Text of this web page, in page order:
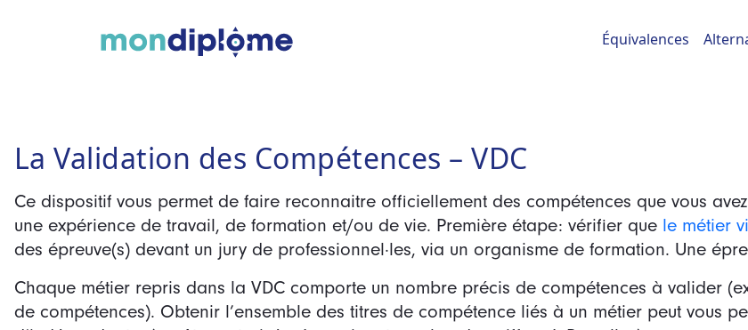
Équivalences
La Validation des Compétences – VDC
Ce dispositif vous permet de faire reconnaitre officiellement des compétences que vous
une expérience de travail, de formation et/ou de vie. Première étape: vérifier que le métier
des épreuve(s) devant un jury de professionnel·les, via un organisme de formation. Une
Chaque métier repris dans la VDC comporte un nombre précis de compétences à valider
de compétences). Obtenir l’ensemble des titres de compétence liés à un métier peut vous